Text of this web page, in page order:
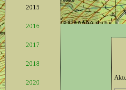
2015
2016
2017
2018
2020